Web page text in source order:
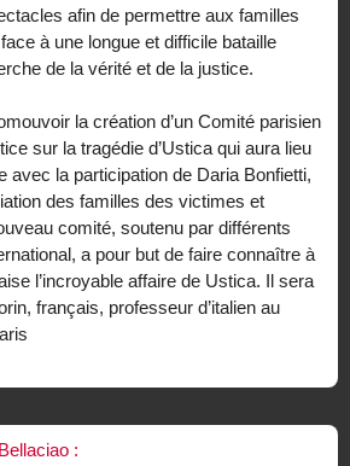
afin de permettre aux familles
à une longue et difficile bataille
de la vérité et de la justice.
la création d’un Comité parisien
sur la tragédie d’Ustica qui aura lieu
avec la participation de Daria Bonfietti,
des familles des victimes et
comité, soutenu par différents
a pour but de faire connaître à
l’incroyable affaire de Ustica. Il sera
français, professeur d’italien au
: